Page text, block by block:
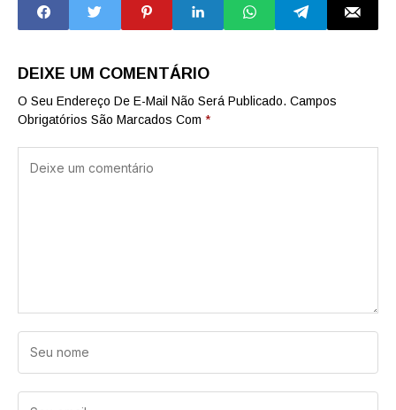
DEIXE UM COMENTÁRIO
O Seu Endereço De E-Mail Não Será Publicado. Campos
Obrigatórios São Marcados Com *